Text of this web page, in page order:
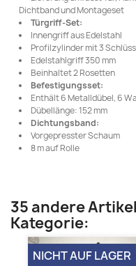
Dichtband und Montageset
Türgriff-Set:
Innengriff aus Edelstahl
Profilzylinder mit 3
Edelstahlgriff 350 mm
Beinhaltet 2 Rosetten
Befestigungsset:
Enthält 6 Metalldübel, 6
Dübellänge: 152 mm
Dichtungsband:
Vorgepresster Schaum
8 m auf Rolle
35 andere
Kategorie:
NICHT AUF LAGER